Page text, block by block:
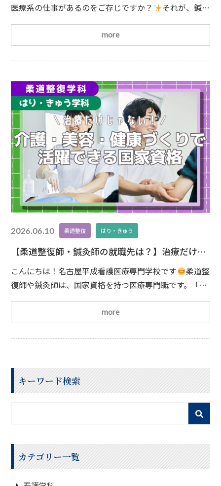
医療系の仕事があるのをご存じですか？
それが、鍼灸
師・柔道整復師です。この2つの国家資格は、就職だけ
でなく将来的に開業も目指せるのが大きな魅力。今回
は、その働き方や将来性についてわかりやすく解説しま
す！
鍼灸師・柔道整復師の働き方鍼灸師・柔道整復師
機関・介護施設・スポーツジム・トレーナー現場医療・
more
2026.06.10 柔道整復 はり・きゅう
【柔道整復師・鍼灸師の就職先は？】治療だけじ
ゃない！介護・美容・健康づくりで活躍できる国
家資格
こんにちは！名古屋平成看護医療専門学校です
柔道整
復師や鍼灸師は、国家資格を持つ医療専門職です。「資
格を取得したら接骨院や鍼灸院で働くものでは？」そん
なイメージを持つ方も多いかもしれません。確かに接骨
院や鍼灸院は代表的な就職先ですが、実はそれ以外にも
幅広い分野で活躍できる資格です
治療だけじゃな
役割は、患者さんの症状を改善することだけではありま
せ
more
キーワード検索
カテゴリー一覧